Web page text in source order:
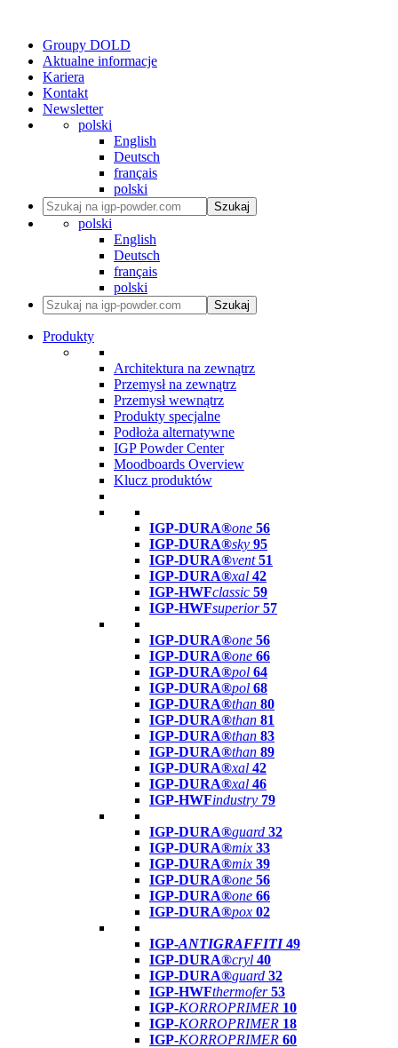
Groupy DOLD
Aktualne informacje
Kariera
Kontakt
Newsletter
polski
English
Deutsch
français
polski
Szukaj
polski
English
Deutsch
français
polski
Szukaj
Produkty
Architektura na zewnątrz
Przemysł na zewnątrz
Przemysł wewnątrz
Produkty specjalne
Podłoża alternatywne
IGP Powder Center
Moodboards Overview
Klucz produktów
IGP-DURA®one 56
IGP-DURA®sky 95
IGP-DURA®vent 51
IGP-DURA®xal 42
IGP-HWFclassic 59
IGP-HWFsuperior 57
IGP-DURA®one 56
IGP-DURA®one 66
IGP-DURA®pol 64
IGP-DURA®pol 68
IGP-DURA®than 80
IGP-DURA®than 81
IGP-DURA®than 83
IGP-DURA®than 89
IGP-DURA®xal 42
IGP-DURA®xal 46
IGP-HWFindustry 79
IGP-DURA®guard 32
IGP-DURA®mix 33
IGP-DURA®mix 39
IGP-DURA®one 56
IGP-DURA®one 66
IGP-DURA®pox 02
IGP-ANTIGRAFFITI49
IGP-DURA®cryl 40
IGP-DURA®guard 32
IGP-HWFthermofer 53
IGP-KORROPRIMER 10
IGP-KORROPRIMER 18
IGP-KORROPRIMER 60